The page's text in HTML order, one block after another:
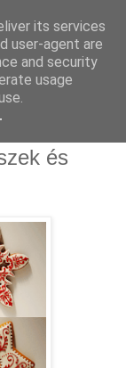
és
its services
user-agent are
and security
usage